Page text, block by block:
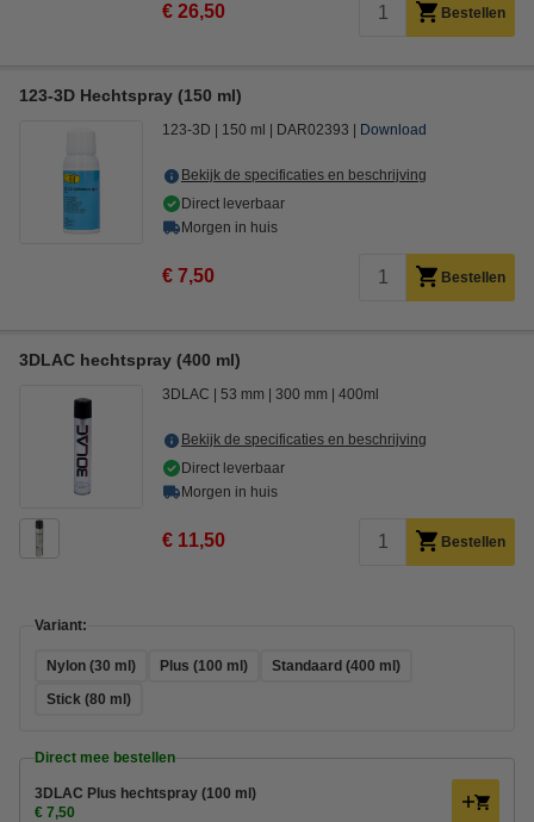
€ 26,50 Bestellen
123-3D Hechtspray (150 ml)
123-3D 150 ml DAR02393 Download
Bekijk de specificaties en beschrijving
Direct leverbaar
Morgen in huis
€ 7,50 Bestellen
3DLAC hechtspray (400 ml)
3DLAC 53 mm 300 mm 400ml
Bekijk de specificaties en beschrijving
Direct leverbaar
Morgen in huis
€ 11,50 Bestellen
Variant:
Nylon (30 ml) Plus (100 ml)
Standaard (400 ml)
Stick (80 ml)
Direct mee bestellen
3DLAC Plus hechtspray (100 ml)
€ 7,50